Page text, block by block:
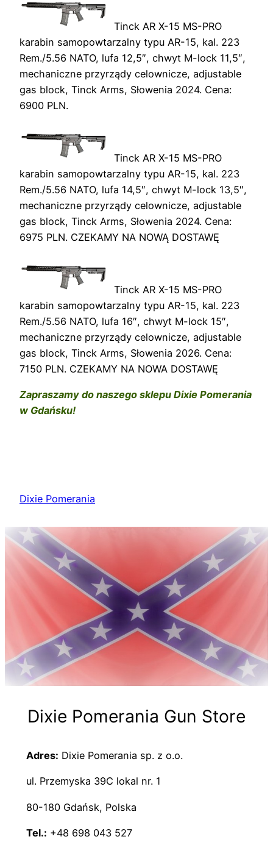
Tinck AR X-15 MS-PRO
karabin samopowtarzalny typu AR-15, kal. 223
Rem./5.56 NATO, lufa 12,5″, chwyt M-lock 11,5″,
mechaniczne przyrządy celownicze, adjustable
gas block, Tinck Arms, Słowenia 2024. Cena:
6900 PLN.
Tinck AR X-15 MS-PRO
karabin samopowtarzalny typu AR-15, kal. 223
Rem./5.56 NATO, lufa 14,5″, chwyt M-lock 13,5″,
mechaniczne przyrządy celownicze, adjustable
gas block, Tinck Arms, Słowenia 2024. Cena:
6975 PLN. CZEKAMY NA NOWĄ DOSTAWĘ
Tinck AR X-15 MS-PRO
karabin samopowtarzalny typu AR-15, kal. 223
Rem./5.56 NATO, lufa 16″, chwyt M-lock 15″,
mechaniczne przyrządy celownicze, adjustable
gas block, Tinck Arms, Słowenia 2026. Cena:
7150 PLN. CZEKAMY NA NOWA DOSTAWĘ
Zapraszamy do naszego sklepu Dixie Pomerania
w Gdańsku!
Dixie Pomerania
Dixie Pomerania Gun Store
Adres: Dixie Pomerania sp. z o.o.
ul. Przemyska 39C lokal nr. 1
80-180 Gdańsk, Polska
Tel.: +48 698 043 527